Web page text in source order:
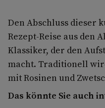
Den Abschluss dieser
Rezept-Reise aus den
Klassiker, der den
macht. Traditionell
mit Rosinen und
Das könnte Sie auch